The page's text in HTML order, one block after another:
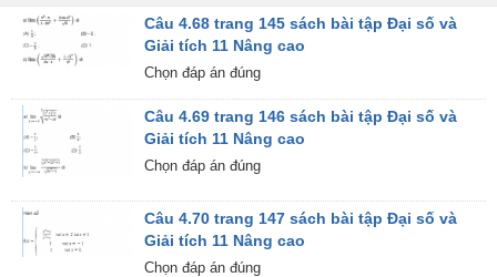
Câu 4.68 trang 145 sách bài tập Đại số và
Giải tích 11 Nâng cao
Chọn đáp án đúng
Câu 4.69 trang 146 sách bài tập Đại số và
Giải tích 11 Nâng cao
Chọn đáp án đúng
Câu 4.70 trang 147 sách bài tập Đại số và
Giải tích 11 Nâng cao
Chọn đáp án đúng